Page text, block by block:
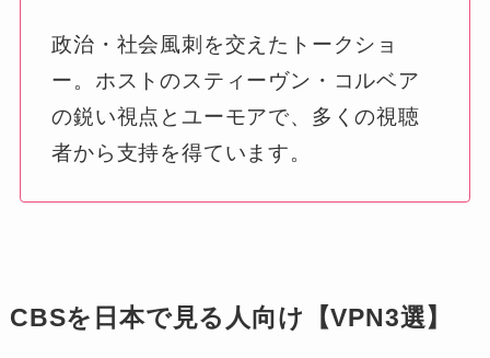
政治・社会風刺を交えたトークショ
ー。ホストのスティーヴン・コルベア
の鋭い視点とユーモアで、多くの視聴
者から支持を得ています。
CBSを日本で見る人向け【VPN3選】